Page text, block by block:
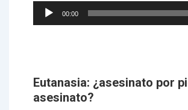
Audio
Player
00:00
Eutanasia: ¿asesinato por
asesinato?